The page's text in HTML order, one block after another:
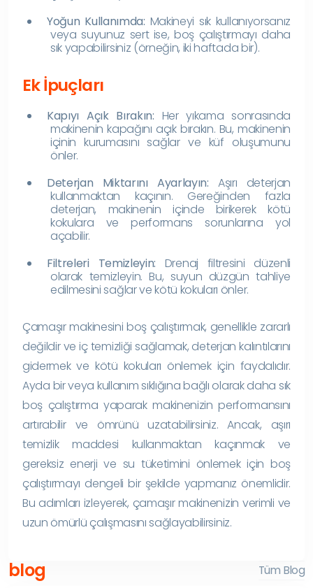
Yoğun Kullanımda: Makineyi sık kullanıyorsanız
veya suyunuz sert ise, boş çalıştırmayı daha
sık yapabilirsiniz (örneğin, iki haftada bir).
Ek İpuçları
Kapıyı Açık Bırakın: Her yıkama sonrasında
makinenin kapağını açık bırakın. Bu, makinenin
içinin kurumasını sağlar ve küf oluşumunu
önler.
Deterjan Miktarını Ayarlayın: Aşırı deterjan
kullanmaktan kaçının. Gereğinden fazla
deterjan, makinenin içinde birikerek kötü
kokulara ve performans sorunlarına yol
açabilir.
Filtreleri Temizleyin: Drenaj filtresini düzenli
olarak temizleyin. Bu, suyun düzgün tahliye
edilmesini sağlar ve kötü kokuları önler.
Çamaşır makinesini boş çalıştırmak, genellikle zararlı
değildir ve iç temizliği sağlamak, deterjan kalıntılarını
gidermek ve kötü kokuları önlemek için faydalıdır.
Ayda bir veya kullanım sıklığına bağlı olarak daha sık
boş çalıştırma yaparak makinenizin performansını
artırabilir ve ömrünü uzatabilirsiniz. Ancak, aşırı
temizlik maddesi kullanmaktan kaçınmak ve
gereksiz enerji ve su tüketimini önlemek için boş
çalıştırmayı dengeli bir şekilde yapmanız önemlidir.
Bu adımları izleyerek, çamaşır makinenizin verimli ve
uzun ömürlü çalışmasını sağlayabilirsiniz.
blog Tüm Blog